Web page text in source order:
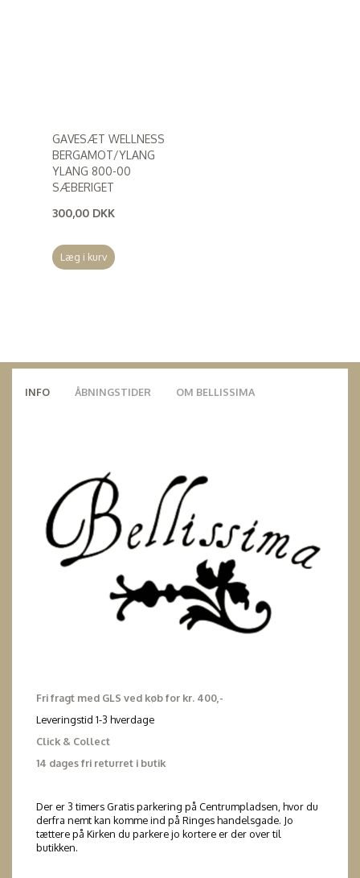
GAVESÆT WELLNESS
BERGAMOT/YLANG
YLANG 800-00
SÆBERIGET
300,00 DKK
Læg i kurv
INFO ÅBNINGSTIDER OM BELLISSIMA
Fri fragt med GLS ved køb for kr. 400,-
Leveringstid 1-3 hverdage
Click & Collect
14 dages fri returret i butik
Der er 3 timers Gratis parkering på Centrumpladsen, hvor du
derfra nemt kan komme ind på Ringes handelsgade. Jo
tættere på Kirken du parkere jo kortere er der over til
butikken.